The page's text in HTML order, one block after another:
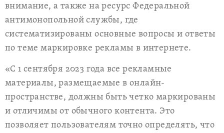
внимание, а также на ресурс Федеральной
антимонопольной службы, где
систематизированы основные вопросы и ответы
по теме маркировке рекламы в интернете.
«С 1 сентября 2023 года все рекламные
материалы, размещаемые в онлайн-
пространстве, должны быть четко маркированы
и отличимы от обычного контента. Это
позволяет пользователям точно определять, что